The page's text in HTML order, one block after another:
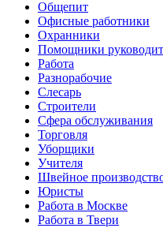
Общепит
Офисные работники
Охранники
Помощники
Работа
Разнорабочие
Слесарь
Строители
Сфера обслуживания
Торговля
Уборщики
Учителя
Швейное
Юристы
Работа в Москве
Работа в Твери